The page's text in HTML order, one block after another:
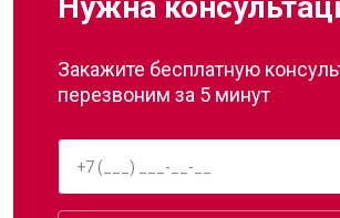
Закажите бесплатную
перезвоним за 5 минут